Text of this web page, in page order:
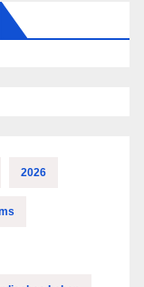
2026